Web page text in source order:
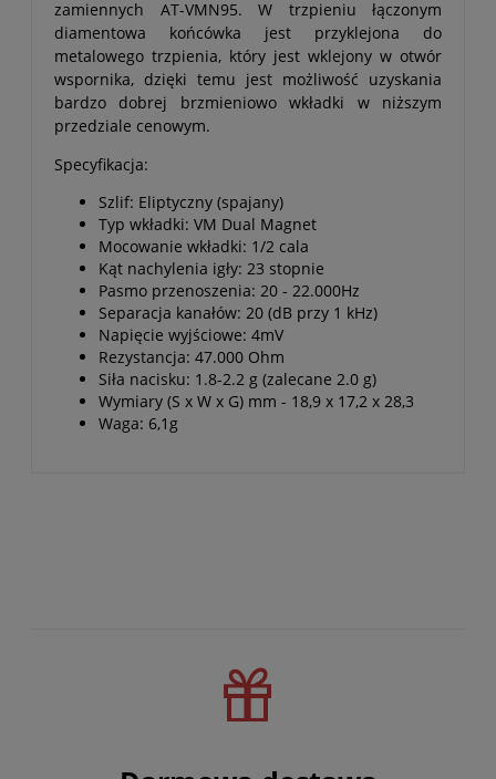
zamiennych AT-VMN95. W trzpieniu łączonym
diamentowa końcówka jest przyklejona do
metalowego trzpienia, który jest wklejony w otwór
wspornika, dzięki temu jest możliwość uzyskania
bardzo dobrej brzmieniowo wkładki w niższym
przedziale cenowym.
Specyfikacja:
Szlif: Eliptyczny (spajany)
Typ wkładki: VM Dual Magnet
Mocowanie wkładki: 1/2 cala
Kąt nachylenia igły: 23 stopnie
Pasmo przenoszenia: 20 - 22.000Hz
Separacja kanałów: 20 (dB przy 1 kHz)
Napięcie wyjściowe: 4mV
Rezystancja: 47.000 Ohm
Siła nacisku: 1.8-2.2 g (zalecane 2.0 g)
Wymiary (S x W x G) mm - 18,9 x 17,2 x 28,3
Waga: 6,1g